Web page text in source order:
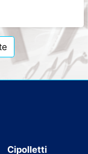
Cipolletti